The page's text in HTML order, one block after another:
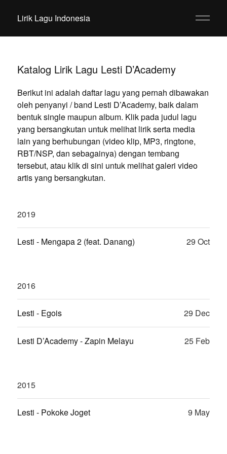
Lirik Lagu Indonesia
Katalog Lirik Lagu Lesti D’Academy
Berikut ini adalah daftar lagu yang pernah dibawakan
oleh penyanyi / band Lesti D’Academy, baik dalam
bentuk single maupun album. Klik pada judul lagu
yang bersangkutan untuk melihat lirik serta media
lain yang berhubungan (video klip, MP3, ringtone,
RBT/NSP, dan sebagainya) dengan tembang
tersebut, atau klik di sini untuk melihat galeri video
artis yang bersangkutan.
2019
Lesti - Mengapa 2 (feat. Danang) 29 Oct
2016
Lesti - Egois 29 Dec
Lesti D’Academy - Zapin Melayu 25 Feb
2015
Lesti - Pokoke Joget 9 May